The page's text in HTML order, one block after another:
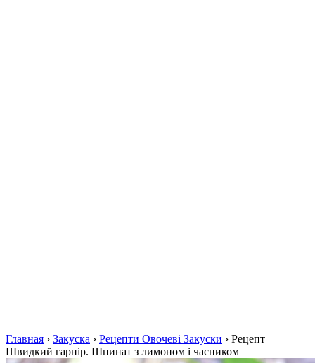
Главная › Закуска › Рецепти Овочеві Закуски › Рецепт
Швидкий гарнір. Шпинат з лимоном і часником